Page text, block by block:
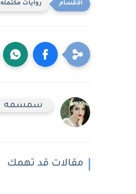
روايات مكتمله
سمسمه
مقالات قد تهمك